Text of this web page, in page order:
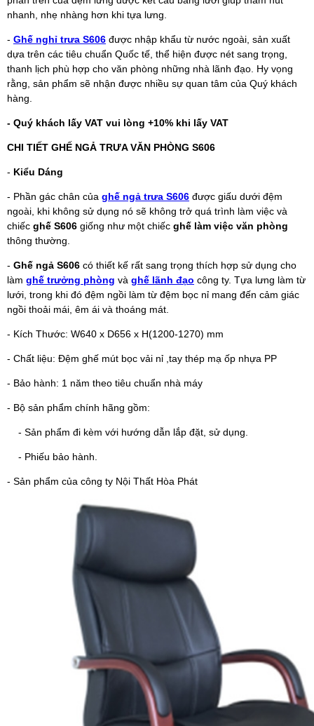
nhanh, nhẹ nhàng hơn khi tựa lưng.
- Ghế nghỉ trưa S606 được nhập khẩu từ nước ngoài, sản xuất
dựa trên các tiêu chuẩn Quốc tế, thể hiện được nét sang trọng,
thanh lịch phù hợp cho văn phòng những nhà lãnh đạo. Hy vọng
rằng, sản phẩm sẽ nhận được nhiều sự quan tâm của Quý khách
hàng.
- Quý khách lấy VAT vui lòng +10% khi lấy VAT
CHI TIẾT GHẾ NGẢ TRƯA VĂN PHÒNG S606
- Kiểu Dáng
- Phần gác chân của ghế ngả trưa S606 được giấu dưới đệm
ngoài, khi không sử dụng nó sẽ không trở quá trình làm việc và
chiếc ghế S606 giống như một chiếc ghế làm việc văn phòng
thông thường.
- Ghế ngả S606 có thiết kế rất sang trọng thích hợp sử dụng cho
làm ghế trưởng phòng và ghế lãnh đạo công ty. Tựa lưng làm từ
lưới, trong khi đó đệm ngồi làm từ đệm bọc nỉ mang đến cảm giác
ngồi thoải mái, êm ái và thoáng mát.
- Kích Thước: W640 x D656 x H(1200-1270) mm
- Chất liệu: Đệm ghế mút bọc vải nỉ tay thép mạ ốp nhựa PP
- Bảo hành: 1 năm theo tiêu chuẩn nhà máy
- Bộ sản phẩm chính hãng gồm:
- Sản phẩm đi kèm với hướng dẫn lắp đặt, sử dụng.
- Phiếu bảo hành.
- Sản phẩm của công ty Nội Thất Hòa Phát